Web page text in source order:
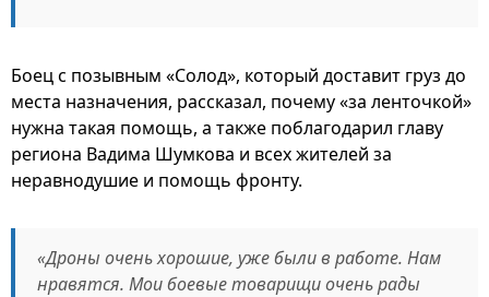
Боец с позывным «Солод», который доставит груз до
места назначения, рассказал, почему «за ленточкой»
нужна такая помощь, а также поблагодарил главу
региона Вадима Шумкова и всех жителей за
неравнодушие и помощь фронту.
«Дроны очень хорошие, уже были в работе. Нам
нравятся. Мои боевые товарищи очень рады